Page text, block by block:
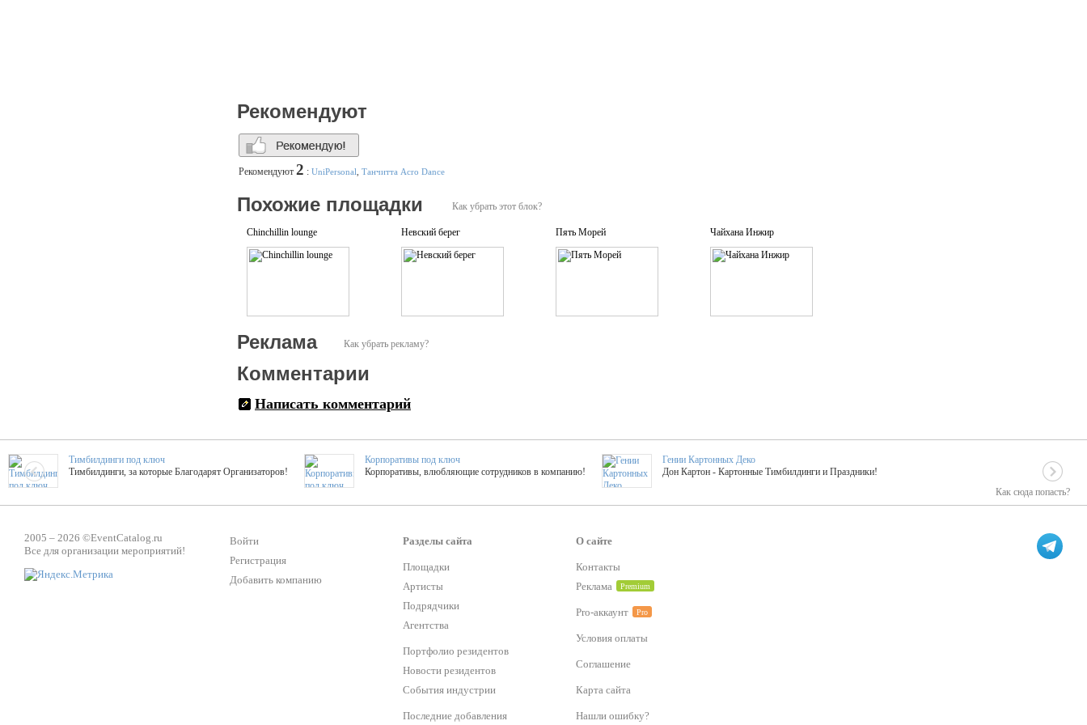
Рекомендуют
Рекомендуют 2 : UniPersonal Танчитта Acro Dance
Как убрать этот блок?
Похожие площадки
Chinchillin lounge Невский берег Пять Морей Чайхана Инжир
Как убрать рекламу?
Реклама
Комментарии
Написать комментарий
Как сюда попасть?
Тимбилдинги под ключ
Тимбилдинги, за которые Благодарят Организаторов!
Корпоративы под ключ
Корпоративы, влюбляющие сотрудников в компанию!
Гении Картонных Деко
Дон Картон - Картонные Тимбилдинги и Праздники!
ТОПовые мастер-классы на мероприятие! Гибкие цены!
ShowTex - Декор и Ди
Мастер-классы
ТОП 25 активностей! Смета за 15 минут!
Букинг компания №1
Оперативная информация о любых зарубежных артистах
Каждый второй заказ контента со скидкой в 15%
Хотите весело?
Тематический БАР от 50 000 р.
2005 – 2026 ©EventCatalog.ru
Все для организации мероприятий!
Войти
Регистрация
Добавить компанию
Разделы сайта
Площадки
Артисты
Подрядчики
Агентства
Портфолио резидентов
Новости резидентов
События индустрии
Последние добавления
О сайте
Контакты
Реклама
Premium
Pro-аккаунт Pro
Условия оплаты
Соглашение
Карта сайта
Нашли ошибку?